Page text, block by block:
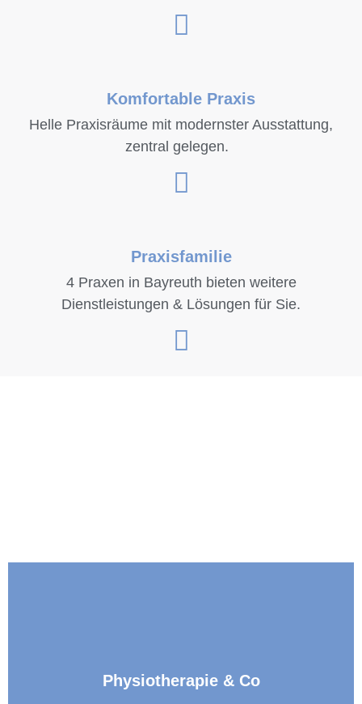
Komfortable Praxis
Helle Praxisräume mit modernster Ausstattung,
zentral gelegen.
Praxisfamilie
4 Praxen in Bayreuth bieten weitere
Dienstleistungen & Lösungen für Sie.
Physiotherapie & Co